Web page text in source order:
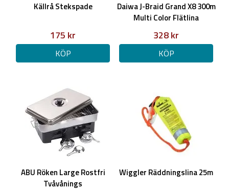
Källrå Stekspade
175 kr
KÖP
Daiwa J-Braid Grand X8 300m
Multi Color Flätlina
328 kr
KÖP
ABU Röken Large Rostfri
Tvåvånings
Wiggler Räddningslina 25m